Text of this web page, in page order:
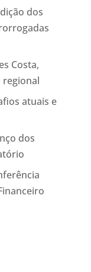
dos
Costa,
regional
atuais e
dos